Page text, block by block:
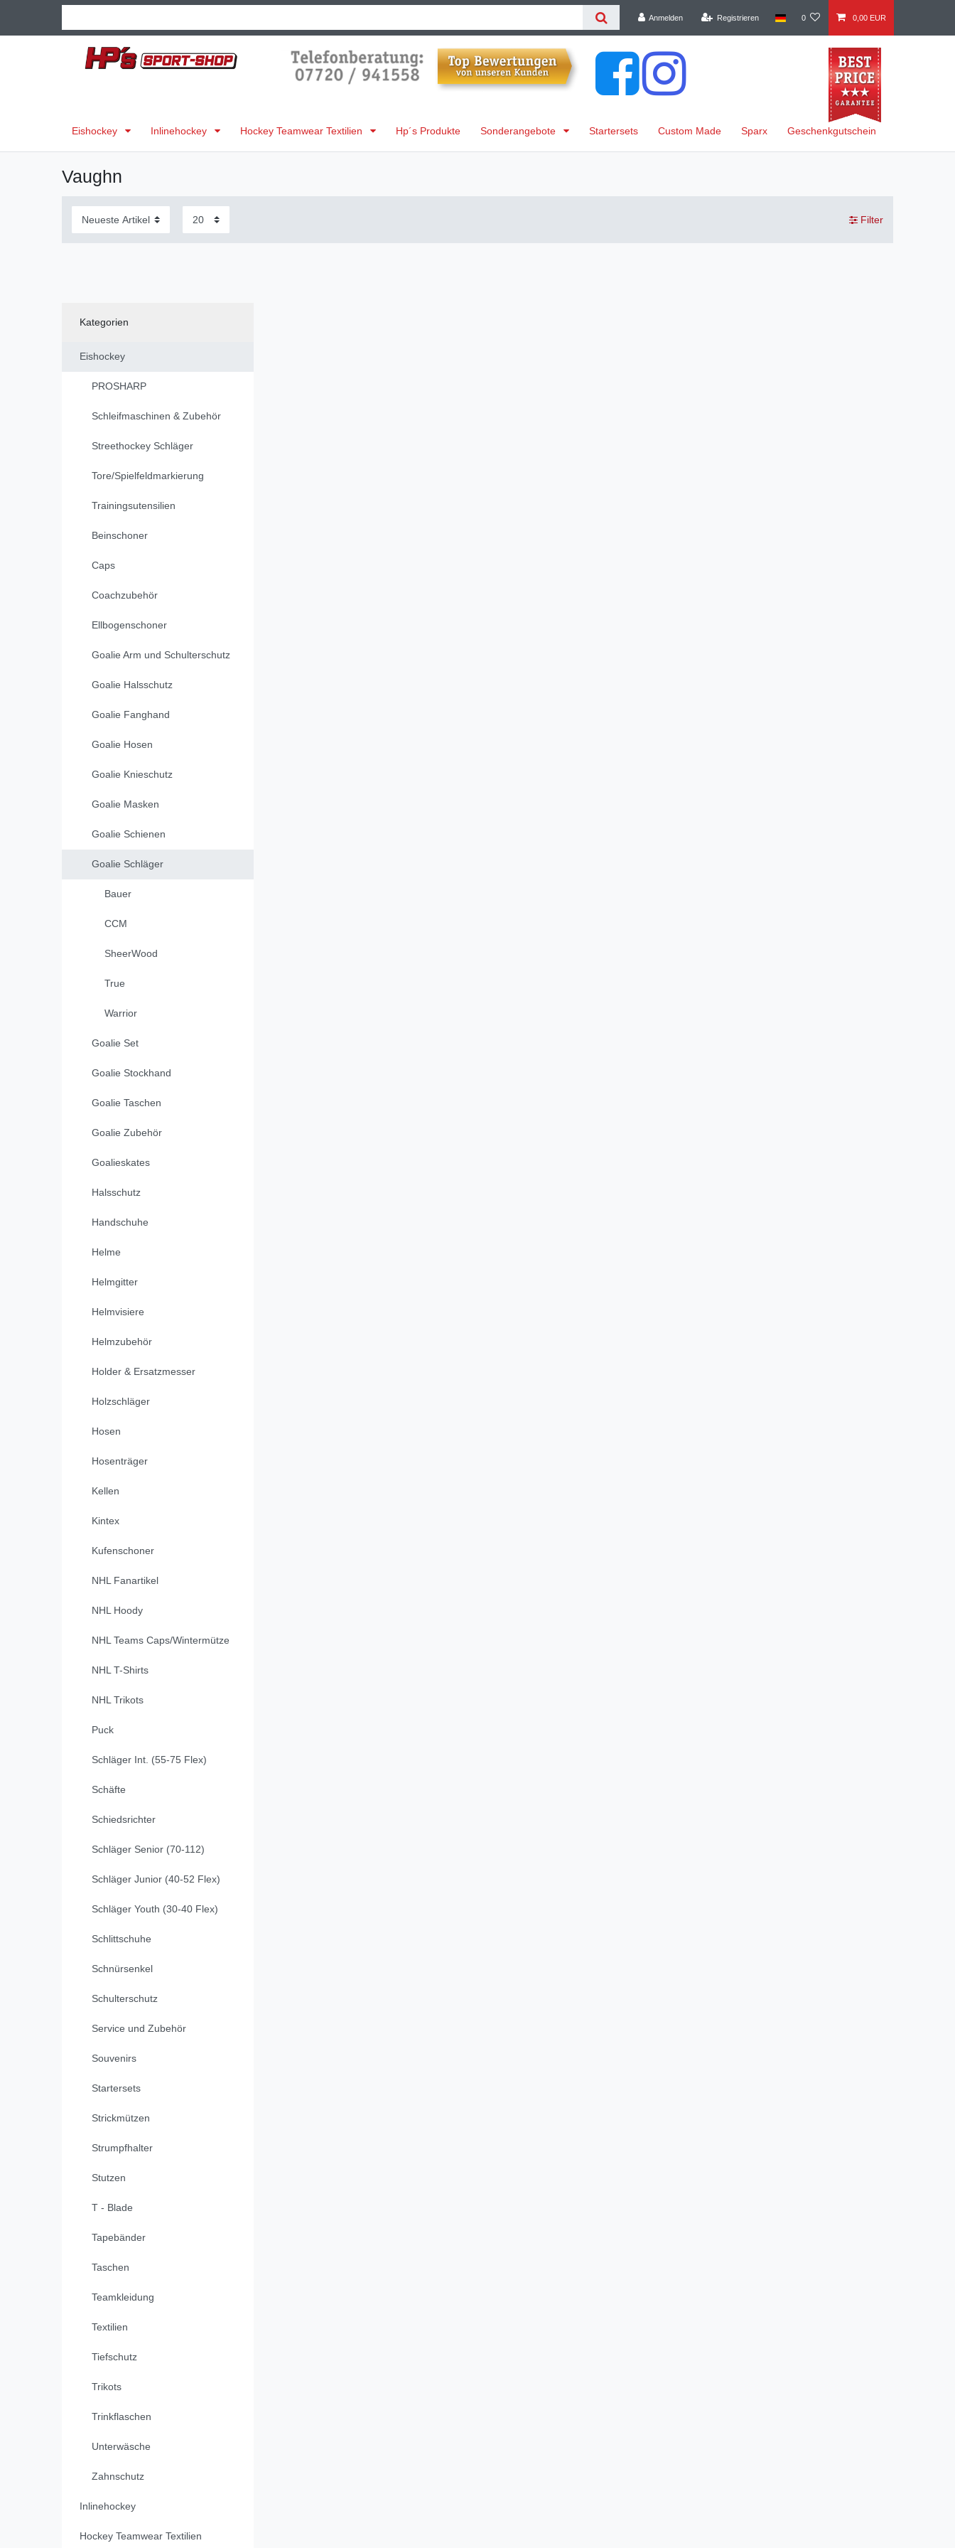
Anmelden Registrieren 0 0,00 EUR
Eishockey Inlinehockey Hockey Teamwear Textilien Hp´s Produkte Sonderangebote Startersets Custom Made Sparx Geschenkgutschein
Vaughn
Filter
Kategorien
Eishockey
PROSHARP
Schleifmaschinen & Zubehör
Streethockey Schläger
Tore/Spielfeldmarkierung
Trainingsutensilien
Beinschoner
Caps
Coachzubehör
Ellbogenschoner
Goalie Arm und Schulterschutz
Goalie Halsschutz
Goalie Fanghand
Goalie Hosen
Goalie Knieschutz
Goalie Masken
Goalie Schienen
Goalie Schläger
Bauer
CCM
SheerWood
True
Warrior
Goalie Set
Goalie Stockhand
Goalie Taschen
Goalie Zubehör
Goalieskates
Halsschutz
Handschuhe
Helme
Helmgitter
Helmvisiere
Helmzubehör
Holder & Ersatzmesser
Holzschläger
Hosen
Hosenträger
Kellen
Kintex
Kufenschoner
NHL Fanartikel
NHL Hoody
NHL Teams Caps/Wintermütze
NHL T-Shirts
NHL Trikots
Puck
Schläger Int. (55-75 Flex)
Schäfte
Schiedsrichter
Schläger Senior (70-112)
Schläger Junior (40-52 Flex)
Schläger Youth (30-40 Flex)
Schlittschuhe
Schnürsenkel
Schulterschutz
Service und Zubehör
Souvenirs
Startersets
Strickmützen
Strumpfhalter
Stutzen
T - Blade
Tapebänder
Taschen
Teamkleidung
Textilien
Tiefschutz
Trikots
Trinkflaschen
Unterwäsche
Zahnschutz
Inlinehockey
Hockey Teamwear Textilien